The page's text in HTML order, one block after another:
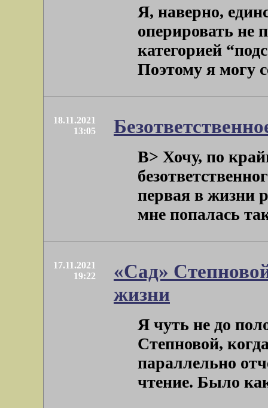
Я, наверно,
оперировать не
категорией
Поэтому я могу
18.11.2021
13:05
B> Хочу, по
первая в жизни
мне попалась
17.11.2021
19:22
«Сад»
жизни
Я чуть не до
Степновой,
параллельно
чтение. Было